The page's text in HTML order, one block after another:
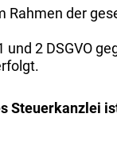
der
2 DSGVO
Steuerkanzlei